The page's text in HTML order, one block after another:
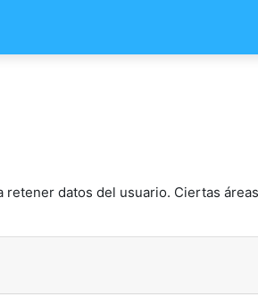
datos del usuario. Ciertas